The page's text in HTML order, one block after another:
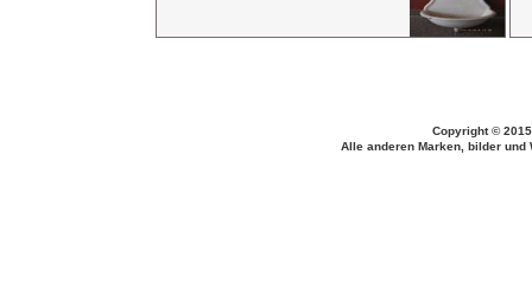
Copyright ©
Alle anderen Marken, bilder und